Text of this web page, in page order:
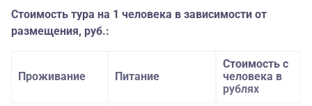
Стоимость тура на 1 человека в зависимости от
размещения, руб.:
Проживание Питание
Стоимость с
человека в
рублях